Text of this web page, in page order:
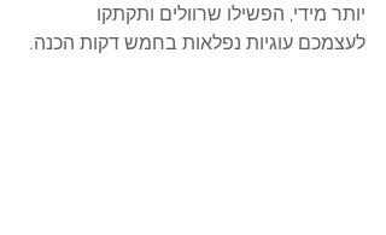
יותר מידי, הפשילו שרוולים ותקתקו
לעצמכם עוגיות נפלאות בחמש דקות הכנה.